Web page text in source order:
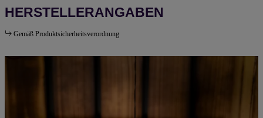
HERSTELLERANGABEN
Gemäß Produktsicherheitsverordnung